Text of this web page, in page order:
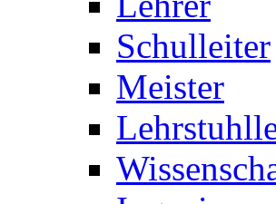
Schulleiter
Meister